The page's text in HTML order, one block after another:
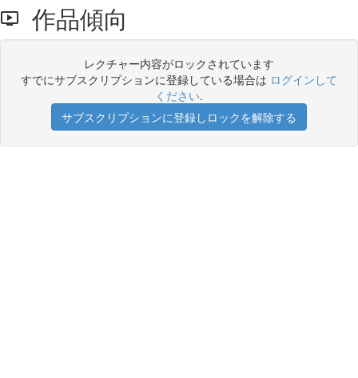
作品傾向
レクチャー内容がロックされています
すでにサブスクリプションに登録している場合は ログインして
ください.
サブスクリプションに登録しロックを解除する